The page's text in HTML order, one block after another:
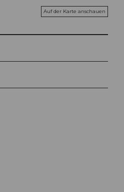
Auf der Karte anschauen